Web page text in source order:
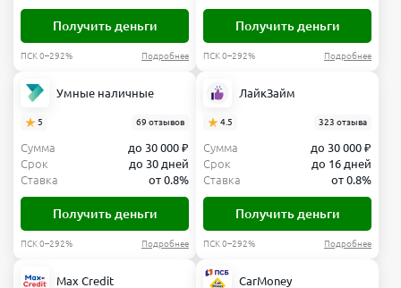
Получить деньги
ПСК 0–292% Подробнее
Получить деньги
ПСК 0–292% Подробнее
Умные наличные
5 69 отзывов
Сумма
до 30 000 ₽
Срок
до 30 дней
Ставка
от 0.8%
Получить деньги
ПСК 0–292% Подробнее
ЛайкЗайм
4.5 323 отзыва
Сумма
до 30 000 ₽
Срок
до 16 дней
Ставка
от 0.8%
Получить деньги
ПСК 0–292% Подробнее
Max Credit CarMoney